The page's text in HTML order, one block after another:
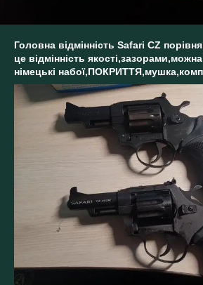
Головна відмінність Safari CZ
це відмінність
німецькі